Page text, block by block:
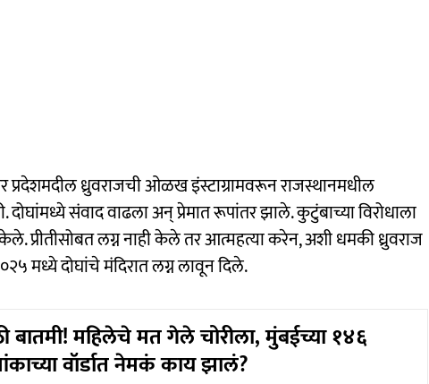
ध्रुवराजची ओळख इंस्टाग्रामवरून राजस्थानमधील
दोघांमध्ये संवाद वाढला अन् प्रेमात रूपांतर झाले. कुटुंबाच्या विरोधाला
प्रीतीसोबत लग्न नाही केले तर आत्महत्या करेन, अशी धमकी ध्रुवराज
मध्ये दोघांचे मंदिरात लग्न लावून दिले.
बातमी! महिलेचे मत गेले चोरीला, मुंबईच्या १४६
वॉर्डात नेमकं काय झालं?